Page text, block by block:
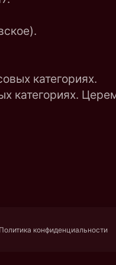
категориях.
категориях.
Политика конфиденциальности